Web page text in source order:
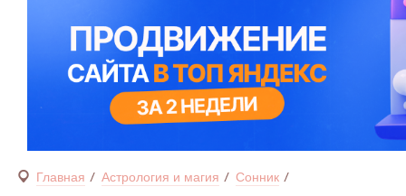
Главная Астрология и магия Сонник